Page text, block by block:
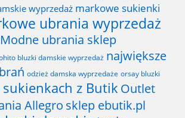
wyprzedaż markowe sukienki
ubrania wyprzedaż
Modne ubrania sklep
bluzki damskie wyprzedaż największe
odzież damska wyprzedaże orsay bluzki
sukienkach z Butik Outlet
Allegro sklep ebutik.pl